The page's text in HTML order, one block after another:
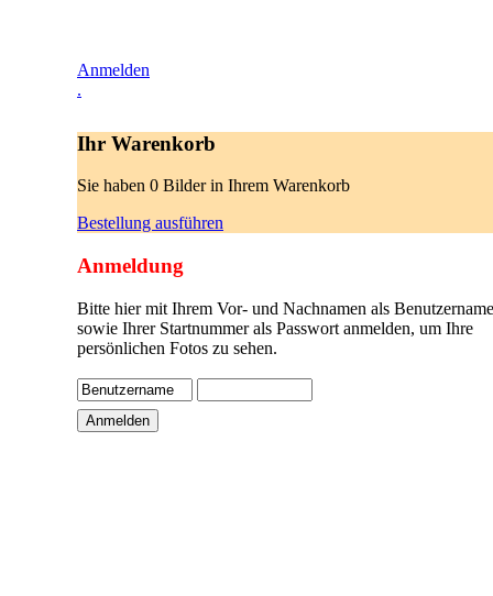
Anmelden
.
Ihr Warenkorb
Sie haben 0 Bilder in Ihrem Warenkorb
Bestellung ausführen
Anmeldung
Bitte hier mit Ihrem Vor- und Nachnamen als
sowie Ihrer Startnummer als Passwort anmelden, um Ihre
persönlichen Fotos zu sehen.